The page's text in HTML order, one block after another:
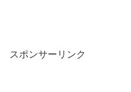
スポンサーリンク